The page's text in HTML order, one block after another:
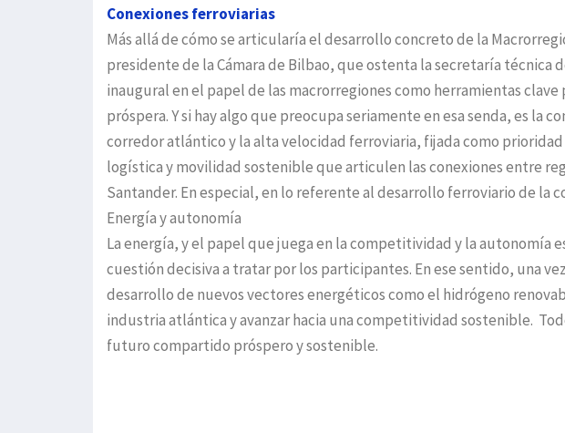
Conexiones ferroviarias
Más allá de cómo se articularía el desarrollo concreto de la
presidente de la Cámara de Bilbao, que ostenta la secretaría técnica
inaugural en el papel de las macrorregiones como herramientas clave
próspera. Y si hay algo que preocupa seriamente en esa senda, es la
corredor atlántico y la alta velocidad ferroviaria, fijada como
logística y movilidad sostenible que articulen las conexiones entre
Santander. En especial, en lo referente al desarrollo ferroviario de la
Energía y autonomía
La energía, y el papel que juega en la competitividad y la autonomía
cuestión decisiva a tratar por los participantes. En ese sentido, una
desarrollo de nuevos vectores energéticos como el hidrógeno
industria atlántica y avanzar hacia una competitividad sostenible.
futuro compartido próspero y sostenible.